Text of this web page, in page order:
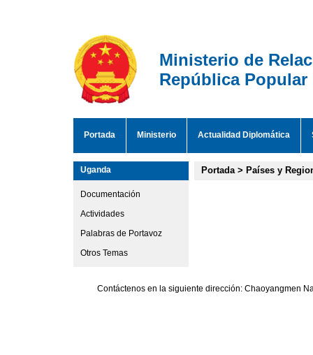
Ministerio de
República Popular
Portada Ministerio Actualidad Diplomática
Uganda
Documentación
Actividades
Palabras de Portavoz
Otros Temas
Portada> Países y
Contáctenos en la siguiente dirección: Chaoyangmen